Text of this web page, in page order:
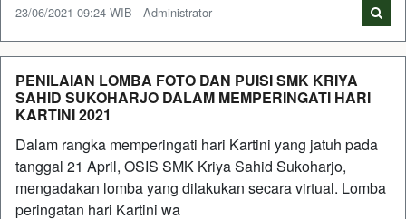
23/06/2021 09:24 WIB - Administrator
PENILAIAN LOMBA FOTO DAN PUISI SMK KRIYA
SAHID SUKOHARJO DALAM MEMPERINGATI HARI
KARTINI 2021
Dalam rangka memperingati hari Kartini yang jatuh pada
tanggal 21 April, OSIS SMK Kriya Sahid Sukoharjo,
mengadakan lomba yang dilakukan secara virtual. Lomba
peringatan hari Kartini wa